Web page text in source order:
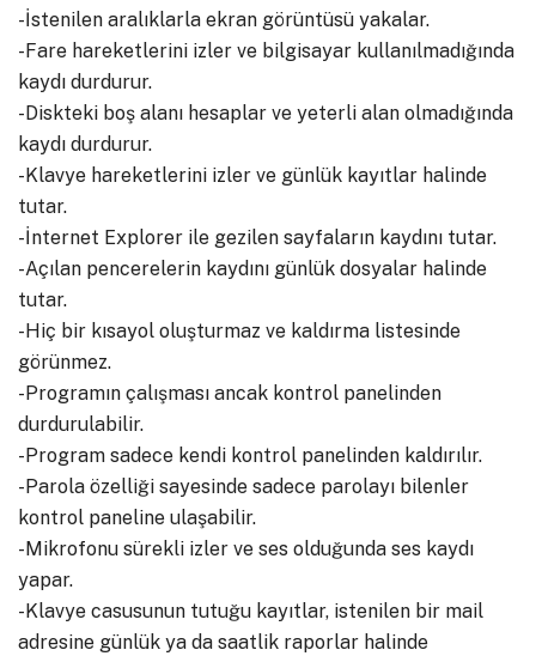
-İstenilen aralıklarla ekran görüntüsü yakalar.
-Fare hareketlerini izler ve bilgisayar kullanılmadığında
kaydı durdurur.
-Diskteki boş alanı hesaplar ve yeterli alan olmadığında
kaydı durdurur.
-Klavye hareketlerini izler ve günlük kayıtlar halinde
tutar.
-İnternet Explorer ile gezilen sayfaların kaydını tutar.
-Açılan pencerelerin kaydını günlük dosyalar halinde
tutar.
-Hiç bir kısayol oluşturmaz ve kaldırma listesinde
görünmez.
-Programın çalışması ancak kontrol panelinden
durdurulabilir.
-Program sadece kendi kontrol panelinden kaldırılır.
-Parola özelliği sayesinde sadece parolayı bilenler
kontrol paneline ulaşabilir.
-Mikrofonu sürekli izler ve ses olduğunda ses kaydı
yapar.
-Klavye casusunun tutuğu kayıtlar, istenilen bir mail
adresine günlük ya da saatlik raporlar halinde